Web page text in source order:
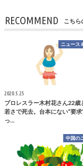
RECOMMEND こちら
ニュース
2020.5.25
プロレスラー木村花さん22歳
若さで死去。台本にない”要
っ…
中国の